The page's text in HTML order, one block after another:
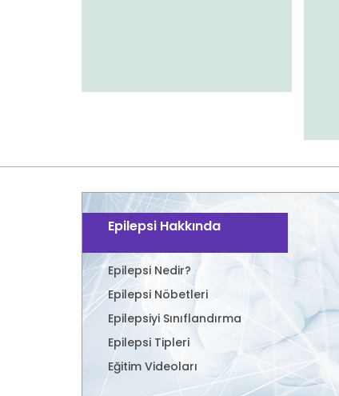
Epilepsi Hakkında
Epilepsi Nedir?
Epilepsi Nöbetleri
Epilepsiyi Sınıflandırma
Epilepsi Tipleri
Eğitim Videoları